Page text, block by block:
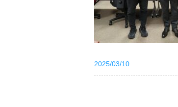
2025/03/10